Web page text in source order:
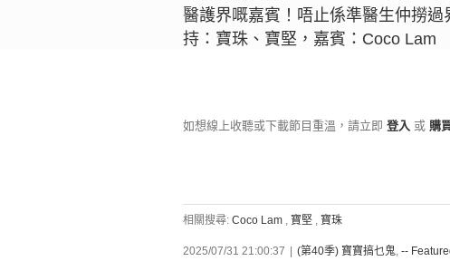
醫護界嘅嘉賓！唔止係準醫生仲撈過
持：寶珠、寶堅，嘉賓：Coco Lam
如想線上收聽或下載節目重溫，請立即 登入 或 購
相關搜尋: Coco Lam , 寶堅 , 寶珠
2025/07/31 21:00:37 (第40季) 寶寶搞乜鬼, --